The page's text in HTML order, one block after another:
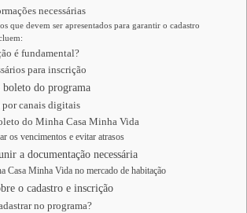
necessárias
que devem ser apresentados para garantir o cadastro
é fundamental?
para inscrição
do programa
canais digitais
do Minha Casa Minha Vida
os vencimentos e evitar atrasos
a documentação necessária
Casa Minha Vida no mercado de habitação
o cadastro e inscrição
no programa?